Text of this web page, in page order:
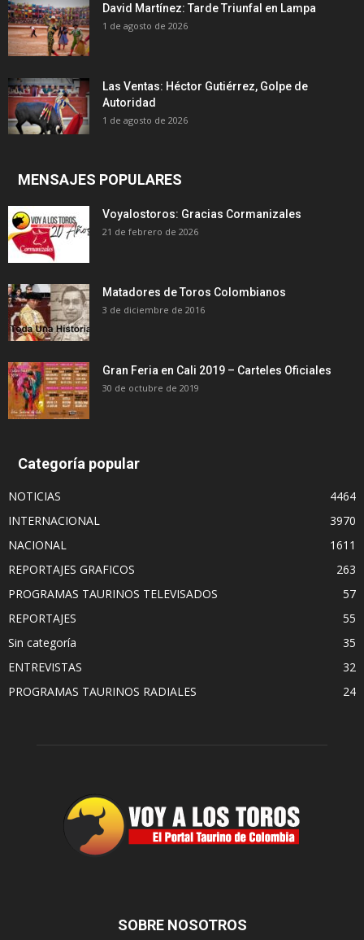
David Martínez: Tarde Triunfal en Lampa
1 de agosto de 2026
Las Ventas: Héctor Gutiérrez, Golpe de
Autoridad
1 de agosto de 2026
MENSAJES POPULARES
Voyalostoros: Gracias Cormanizales
21 de febrero de 2026
Matadores de Toros Colombianos
3 de diciembre de 2016
Gran Feria en Cali 2019 – Carteles Oficiales
30 de octubre de 2019
Categoría popular
NOTICIAS
4464
INTERNACIONAL
3970
NACIONAL
1611
REPORTAJES GRAFICOS
263
PROGRAMAS TAURINOS TELEVISADOS
57
REPORTAJES
55
Sin categoría
35
ENTREVISTAS
32
PROGRAMAS TAURINOS RADIALES
24
SOBRE NOSOTROS